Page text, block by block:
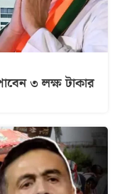
৩ লক্ষ টাকার